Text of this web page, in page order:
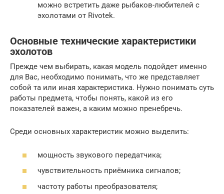
можно встретить даже рыбаков-любителей с
эхолотами от Rivotek.
Основные технические характеристики
эхолотов
Прежде чем выбирать, какая модель подойдет именно
для Вас, необходимо понимать, что же представляет
собой та или иная характеристика. Нужно понимать суть
работы предмета, чтобы понять, какой из его
показателей важен, а каким можно пренебречь.
Среди основных характеристик можно выделить:
мощность звукового передатчика;
чувствительность приёмника сигналов;
частоту работы преобразователя;